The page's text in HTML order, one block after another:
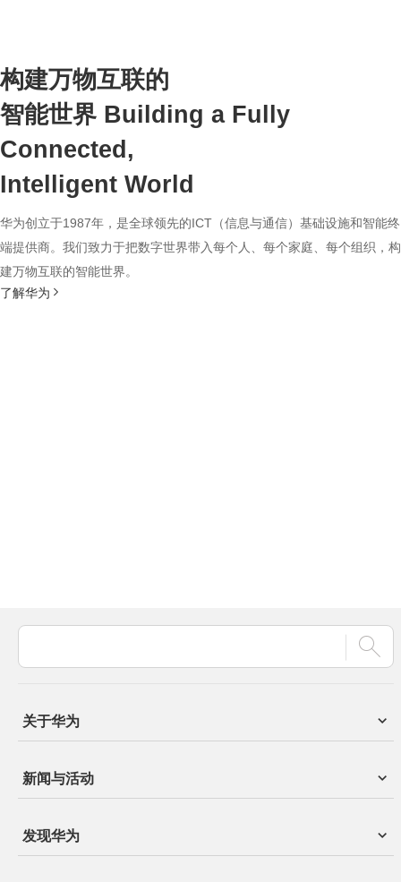
构建万物互联的
智能世界 Building a Fully
Connected,
Intelligent World
华为创立于1987年，是全球领先的ICT（信息与通信）基础设施和智能终
端提供商。我们致力于把数字世界带入每个人、每个家庭、每个组织，构
建万物互联的智能世界。
了解华为
关于华为
新闻与活动
发现华为